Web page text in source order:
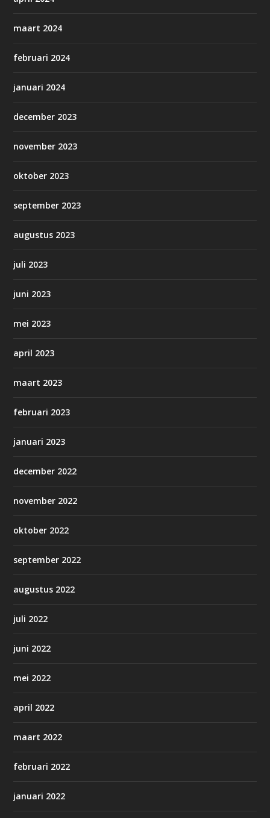
maart 2024
februari 2024
januari 2024
december 2023
november 2023
oktober 2023
september 2023
augustus 2023
juli 2023
juni 2023
mei 2023
april 2023
maart 2023
februari 2023
januari 2023
december 2022
november 2022
oktober 2022
september 2022
augustus 2022
juli 2022
juni 2022
mei 2022
april 2022
maart 2022
februari 2022
januari 2022